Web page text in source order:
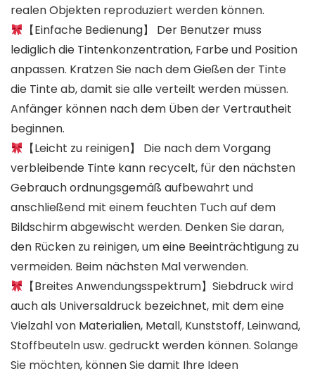
realen Objekten reproduziert werden können.
【Einfache Bedienung】 Der Benutzer muss
lediglich die Tintenkonzentration, Farbe und Position
anpassen. Kratzen Sie nach dem Gießen der Tinte
die Tinte ab, damit sie alle verteilt werden müssen.
Anfänger können nach dem Üben der Vertrautheit
beginnen.
【Leicht zu reinigen】 Die nach dem Vorgang
verbleibende Tinte kann recycelt, für den nächsten
Gebrauch ordnungsgemäß aufbewahrt und
anschließend mit einem feuchten Tuch auf dem
Bildschirm abgewischt werden. Denken Sie daran,
den Rücken zu reinigen, um eine Beeinträchtigung zu
vermeiden. Beim nächsten Mal verwenden.
【Breites Anwendungsspektrum】Siebdruck wird
auch als Universaldruck bezeichnet, mit dem eine
Vielzahl von Materialien, Metall, Kunststoff, Leinwand,
Stoffbeuteln usw. gedruckt werden können. Solange
Sie möchten, können Sie damit Ihre Ideen